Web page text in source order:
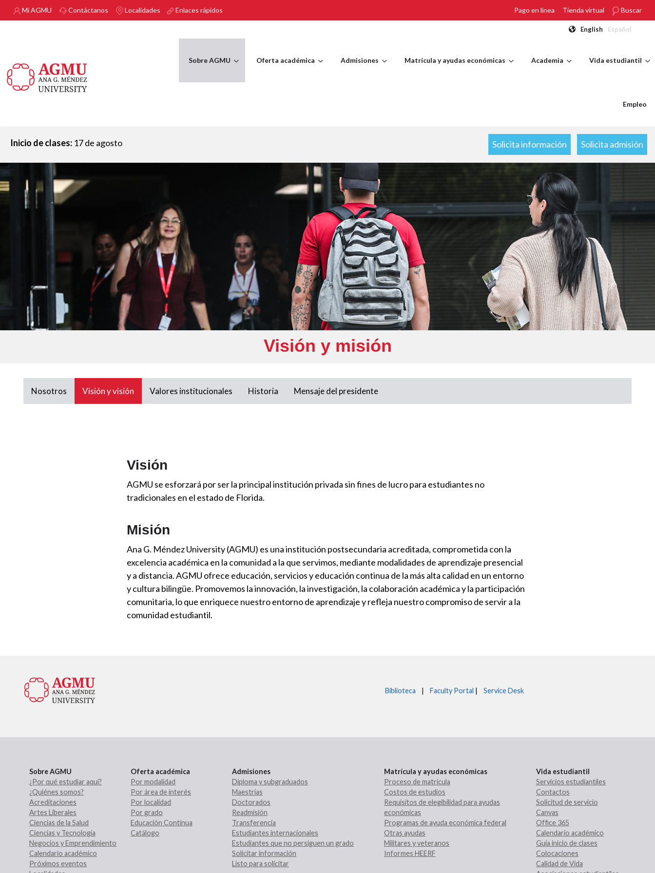
Pasar al contenido principal
Mi AGMU Contáctanos Localidades Enlaces rápidos Pago en línea Tienda virtual Buscar
English Español
Sobre AGMU Oferta académica Admisiones Matrícula y ayudas económicas Academia Vida estudiantil
Empleo
Inicio de clases: 17 de agosto Solicita información Solicita admisión
Visión y misión
Nosotros Visión y visión Valores institucionales Historia Mensaje del presidente
Visión
AGMU se esforzará por ser la principal institución privada sin fines de lucro para estudiantes no
tradicionales en el estado de Florida.
Misión
Ana G. Méndez University (AGMU) es una institución postsecundaria acreditada, comprometida con la
excelencia académica en la comunidad a la que servimos, mediante modalidades de aprendizaje presencial
y a distancia. AGMU ofrece educación, servicios y educación continua de la más alta calidad en un entorno
y cultura bilingüe. Promovemos la innovación, la investigación, la colaboración académica y la participación
comunitaria, lo que enriquece nuestro entorno de aprendizaje y refleja nuestro compromiso de servir a la
comunidad estudiantil.
Biblioteca | Faculty Portal | Service Desk
Sobre AGMU
¿Por qué estudiar aquí?
¿Quiénes somos?
Acreditaciones
Artes Liberales
Ciencias de la Salud
Ciencias y Tecnología
Negocios y Emprendimiento
Calendario académico
Próximos eventos
Oferta académica
Por modalidad
Por área de interés
Por localidad
Por grado
Educación Continua
Catálogo
Admisiones
Diploma y subgraduados
Maestrías
Doctorados
Readmisión
Transferencia
Estudiantes internacionales
Estudiantes que no persiguen un grado
Solicitar información
Listo para solicitar
Matrícula y ayudas económicas
Proceso de matrícula
Costos de estudios
Requisitos de elegibilidad para ayudas
económicas
Programas de ayuda económica federal
Otras ayudas
Militares y veteranos
Informes HEERF
Vida estudiantil
Servicios estudiantiles
Contactos
Solicitud de servicio
Canvas
Office 365
Calendario académico
Guía inicio de clases
Colocaciones
Calidad de Vida